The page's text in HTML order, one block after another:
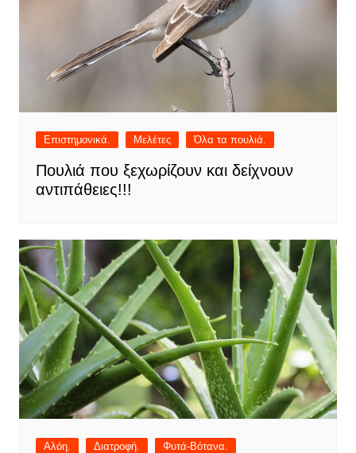
Επιστημονικά. Μελέτες Όλα τα πουλιά.
Πουλιά που ξεχωρίζουν και δείχνουν
αντιπάθειες!!!
Αλόη. Διατροφή. Φυτά-Βότανα.